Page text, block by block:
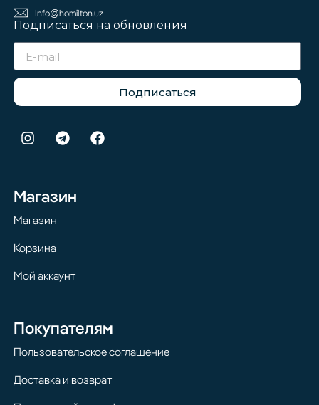
Info@homilton.uz
Подписаться на обновления
Подписаться
Магазин
Магазин
Корзина
Мой аккаунт
Покупателям
Пользовательское соглашение
Доставка и возврат